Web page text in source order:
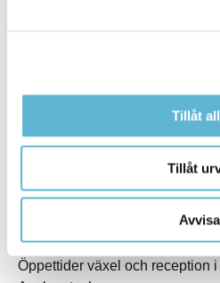
Tillåt
Tillåt
Avvisa
Fax: 0456-82 22 00
Öppettider växel och reception